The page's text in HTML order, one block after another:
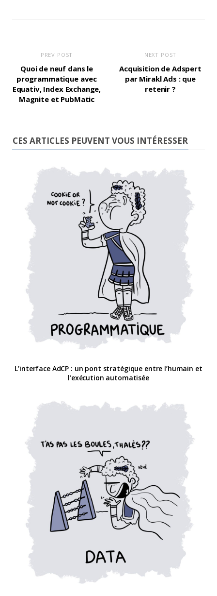
PREV POST
Quoi de neuf dans le
programmatique avec
Equativ, Index Exchange,
Magnite et PubMatic
NEXT POST
Acquisition de Adspert
par Mirakl Ads : que
retenir ?
CES ARTICLES PEUVENT VOUS INTÉRESSER
L’interface AdCP : un pont stratégique entre l’humain et
l’exécution automatisée